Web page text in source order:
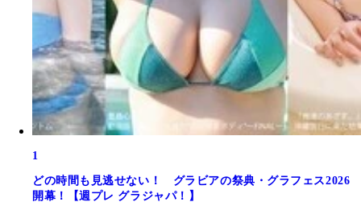
1
どの時間も見逃せない！ グラビアの祭典・グラフェス2026
開幕！【週プレ グラジャパ！】